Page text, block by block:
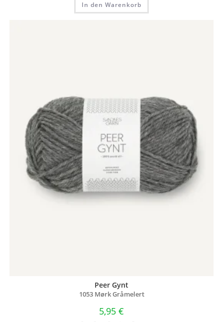
In den Warenkorb
Peer Gynt
1053 Mørk Gråmelert
5,95 €